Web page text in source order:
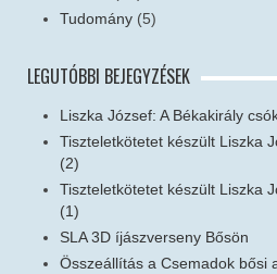
Tudomány (5)
LEGUTÓBBI BEJEGYZÉSEK
Liszka József: A Békakirály
Tiszteletkötetet készült Liszka
(2)
Tiszteletkötetet készült Liszka
(1)
SLA 3D íjászverseny Bősön
Összeállítás a Csemadok bősi